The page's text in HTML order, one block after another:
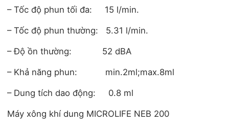
– Tốc độ phun tối đa: 15 l/min.
– Tốc độ phun thường: 5.31 l/min.
– Độ ồn thường: 52 dBA
– Khả năng phun: min.2ml;max.8ml
– Dung tích dao động: 0.8 ml
Máy xông khí dung MICROLIFE NEB 200